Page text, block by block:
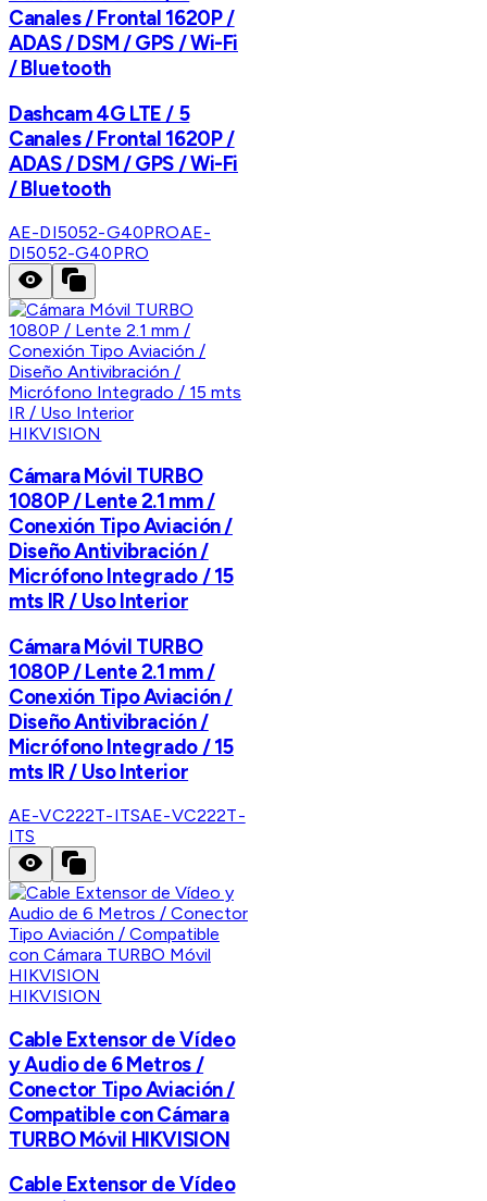
Canales / Frontal 1620P /
ADAS / DSM / GPS / Wi-Fi
/ Bluetooth
Dashcam 4G LTE / 5
Canales / Frontal 1620P /
ADAS / DSM / GPS / Wi-Fi
/ Bluetooth
AE-DI5052-G40PROAE-
DI5052-G40PRO
HIKVISION
Cámara Móvil TURBO
1080P / Lente 2.1 mm /
Conexión Tipo Aviación /
Diseño Antivibración /
Micrófono Integrado / 15
mts IR / Uso Interior
Cámara Móvil TURBO
1080P / Lente 2.1 mm /
Conexión Tipo Aviación /
Diseño Antivibración /
Micrófono Integrado / 15
mts IR / Uso Interior
AE-VC222T-ITSAE-VC222T-
ITS
HIKVISION
Cable Extensor de Vídeo
y Audio de 6 Metros /
Conector Tipo Aviación /
Compatible con Cámara
TURBO Móvil HIKVISION
Cable Extensor de Vídeo